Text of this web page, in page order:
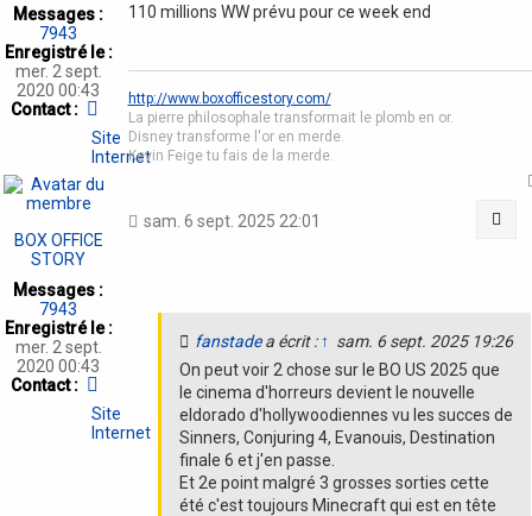
Messages :
7943
Enregistré le :
mer. 2 sept.
2020 00:43
Contact :
Contacter
BOX
OFFICE
STORY
Site
Internet
110 millions WW prévu pour ce week end
http://www.boxofficestory.com/
La pierre philosophale transformait le plomb en or.
Disney transforme l'or en merde.
Kevin Feige tu fais de la merde.
BOX OFFICE
STORY
Messages :
7943
Enregistré le :
mer. 2 sept.
2020 00:43
Contact :
Contacter
BOX
OFFICE
STORY
Site
Internet
sam. 6 sept. 2025 22:01
fanstadea écrit : ↑ sam. 6 sept. 2025 19:26
On peut voir 2 chose sur le BO US 2025 que
le cinema d'horreurs devient le nouvelle
eldorado d'hollywoodiennes vu les succes de
Sinners, Conjuring 4, Evanouis, Destination
finale 6 et j'en passe.
Et 2e point malgré 3 grosses sorties cette
été c'est toujours Minecraft qui est en tête